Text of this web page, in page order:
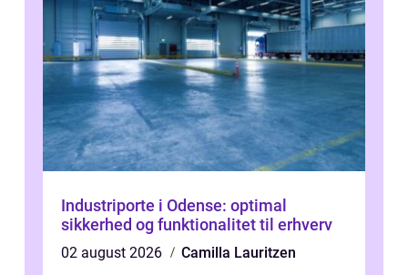
Industriporte i Odense: optimal
sikkerhed og funktionalitet til erhverv
02 august 2026
Camilla Lauritzen